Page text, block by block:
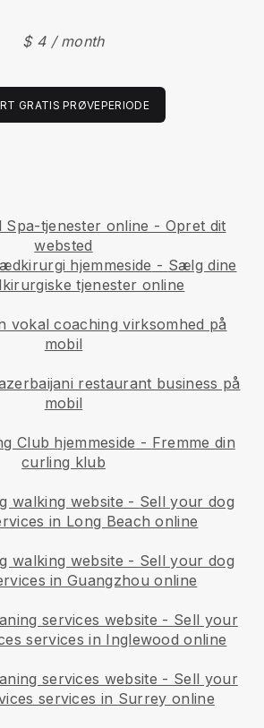
$ 4 / month
GRATIS PRØVEPERIODE
Spa-tjenester online - Opret dit
websted
hjemmeside - Sælg dine
tjenester online
vokal coaching virksomhed på
mobil
restaurant business på
mobil
Club hjemmeside - Fremme din
curling klub
walking website - Sell your dog
in Long Beach online
walking website - Sell your dog
in Guangzhou online
services website - Sell your
services in Inglewood online
services website - Sell your
services in Surrey online